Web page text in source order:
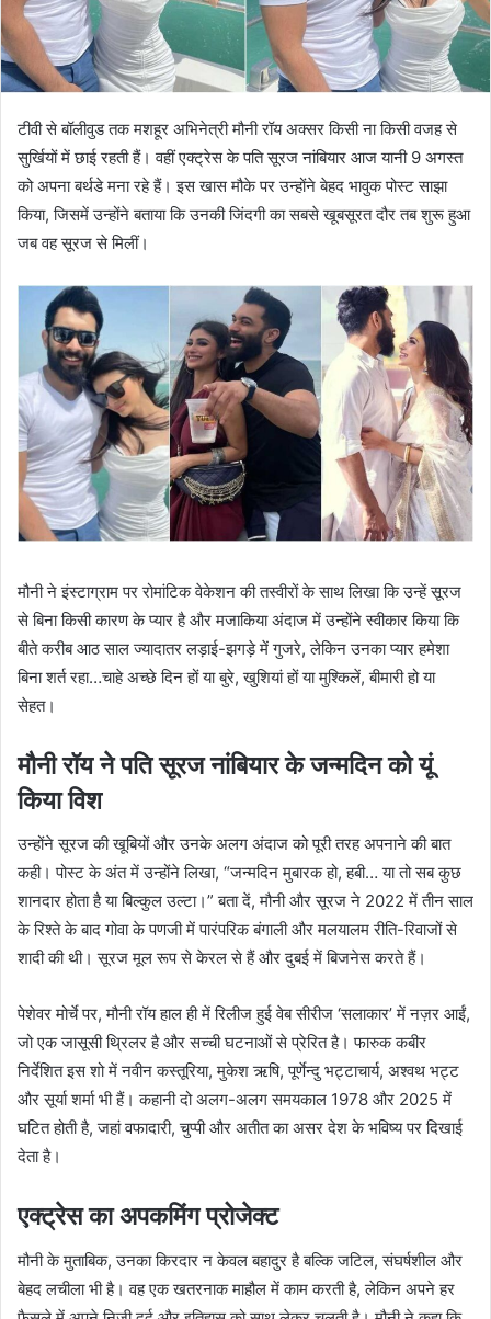
टीवी से बॉलीवुड तक मशहूर अभिनेत्री मौनी रॉय अक्सर किसी ना किसी वजह से
सुर्खियों में छाई रहती हैं। वहीं एक्ट्रेस के पति सूरज नांबियार आज यानी 9 अगस्त
को अपना बर्थडे मना रहे हैं। इस खास मौके पर उन्होंने बेहद भावुक पोस्ट साझा
किया, जिसमें उन्होंने बताया कि उनकी जिंदगी का सबसे खूबसूरत दौर तब शुरू हुआ
जब वह सूरज से मिलीं।
मौनी ने इंस्टाग्राम पर रोमांटिक वेकेशन की तस्वीरों के साथ लिखा कि उन्हें सूरज
से बिना किसी कारण के प्यार है और मजाकिया अंदाज में उन्होंने स्वीकार किया कि
बीते करीब आठ साल ज्यादातर लड़ाई-झगड़े में गुजरे, लेकिन उनका प्यार हमेशा
बिना शर्त रहा…चाहे अच्छे दिन हों या बुरे, खुशियां हों या मुश्किलें, बीमारी हो या
सेहत।
मौनी रॉय ने पति सूरज नांबियार के जन्मदिन को यूं
किया विश
उन्होंने सूरज की खूबियों और उनके अलग अंदाज को पूरी तरह अपनाने की बात
कही। पोस्ट के अंत में उन्होंने लिखा, “जन्मदिन मुबारक हो, हबी… या तो सब कुछ
शानदार होता है या बिल्कुल उल्टा।” बता दें, मौनी और सूरज ने 2022 में तीन साल
के रिश्ते के बाद गोवा के पणजी में पारंपरिक बंगाली और मलयालम रीति-रिवाजों से
शादी की थी। सूरज मूल रूप से केरल से हैं और दुबई में बिजनेस करते हैं।
पेशेवर मोर्चे पर, मौनी रॉय हाल ही में रिलीज हुई वेब सीरीज ‘सलाकार’ में नज़र आईं,
जो एक जासूसी थ्रिलर है और सच्ची घटनाओं से प्रेरित है। फारुक कबीर
निर्देशित इस शो में नवीन कस्तूरिया, मुकेश ऋषि, पूर्णेन्दु भट्टाचार्य, अश्वथ भट्ट
और सूर्या शर्मा भी हैं। कहानी दो अलग-अलग समयकाल 1978 और 2025 में
घटित होती है, जहां वफादारी, चुप्पी और अतीत का असर देश के भविष्य पर दिखाई
देता है।
एक्ट्रेस का अपकमिंग प्रोजेक्ट
मौनी के मुताबिक, उनका किरदार न केवल बहादुर है बल्कि जटिल, संघर्षशील और
बेहद लचीला भी है। वह एक खतरनाक माहौल में काम करती है, लेकिन अपने हर